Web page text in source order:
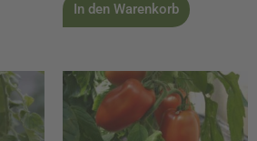
In den Warenkorb